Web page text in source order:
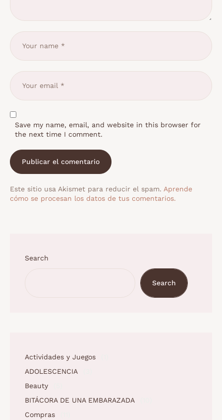
Save my name, email, and website in this browser for
the next time I comment.
Este sitio usa Akismet para reducir el spam. Aprende
cómo se procesan los datos de tus comentarios.
Search
Search
Actividades y Juegos
ADOLESCENCIA
Beauty
BITÁCORA DE UNA EMBARAZADA
Compras